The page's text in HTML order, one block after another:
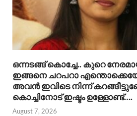
ഒന്നടങ്ങ് കൊച്ചേ.. കുറെ
ഇങ്ങനെ ചറപറാ
അവൻ ഇവിടെ നിന്ന്
കൊച്ചിനോട് ഇഷ്ടം ഉള്ളോണ്ട്….
August 7, 2026